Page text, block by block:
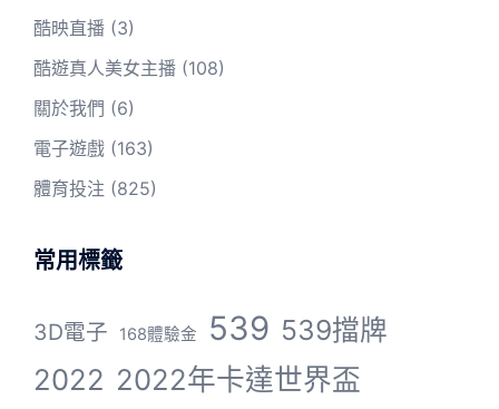
酷映直播 (3)
酷遊真人美女主播 (108)
關於我們 (6)
電子遊戲 (163)
體育投注 (825)
常用標籤
3D電子 168體驗金 539 539擋牌
2022 2022年卡達世界盃